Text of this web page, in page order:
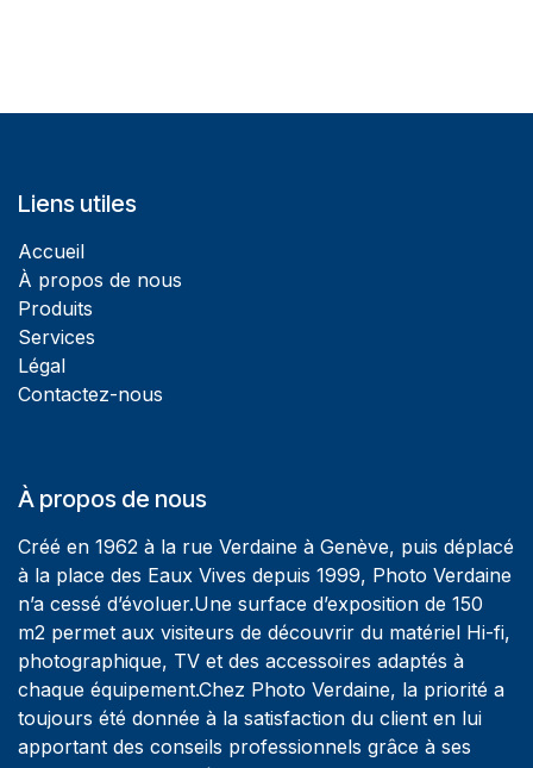
Liens utiles
Accueil
À propos de nous
Produits
Services
Légal
Contactez-nous
À propos de nous
Créé en 1962 à la rue Verdaine à Genève, puis déplacé
à la place des Eaux Vives depuis 1999, Photo Verdaine
n’a cessé d’évoluer.Une surface d’exposition de 150
m2 permet aux visiteurs de découvrir du matériel Hi-fi,
photographique, TV et des accessoires adaptés à
chaque équipement.Chez Photo Verdaine, la priorité a
toujours été donnée à la satisfaction du client en lui
apportant des conseils professionnels grâce à ses